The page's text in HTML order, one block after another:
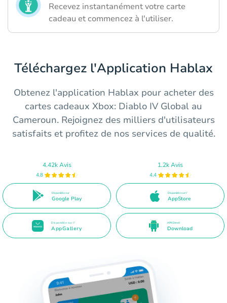
Recevez instantanément votre carte
cadeau et commencez à l'utiliser.
Téléchargez l'Application Hablax
Obtenez l'application Hablax pour acheter des
cartes cadeaux Xbox: Diablo IV Global au
Cameroun. Rejoignez des milliers d'utilisateurs
satisfaits et profitez de nos services de qualité.
4.42k Avis
4.8
Disponible sur
Google Play
1.2k Avis
4.4
Disponible sur l'
AppStore
Disponible sur l'
AppGallery
APK Direct
Download